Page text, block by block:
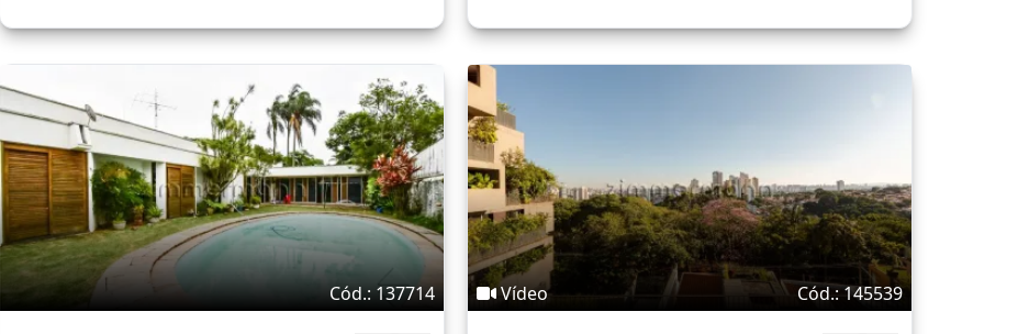
Cód.: 137714 Vídeo Cód.: 145539